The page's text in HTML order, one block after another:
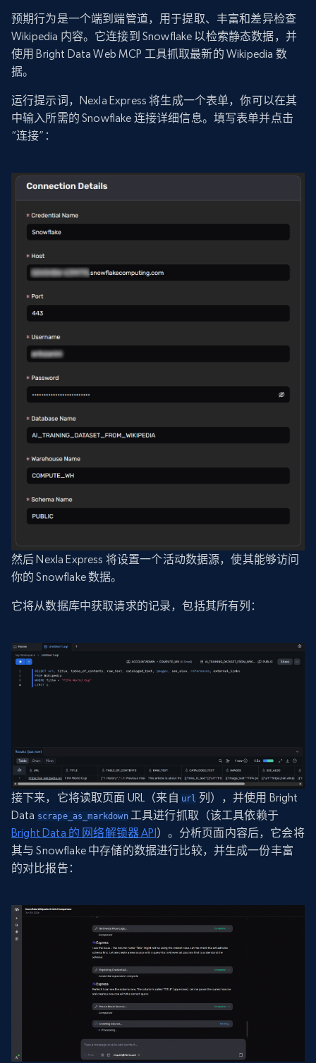
预期行为是一个端到端管道，用于提取、丰富和差异检查
Wikipedia 内容。它连接到 Snowflake 以检索静态数据，并
使用 Bright Data Web MCP 工具抓取最新的 Wikipedia 数
据。
运行提示词，Nexla Express 将生成一个表单，你可以在其
中输入所需的 Snowflake 连接详细信息。填写表单并点击
“连接”：
然后 Nexla Express 将设置一个活动数据源，使其能够访问
你的 Snowflake 数据。
它将从数据库中获取请求的记录，包括其所有列：
接下来，它将读取页面 URL（来自 url 列），并使用 Bright
Data scrape_as_markdown工具进行抓取（该工具依赖于
Bright Data 的 网络解锁器 API ）。分析页面内容后，它会将
其与 Snowflake 中存储的数据进行比较，并生成一份丰富
的对比报告：